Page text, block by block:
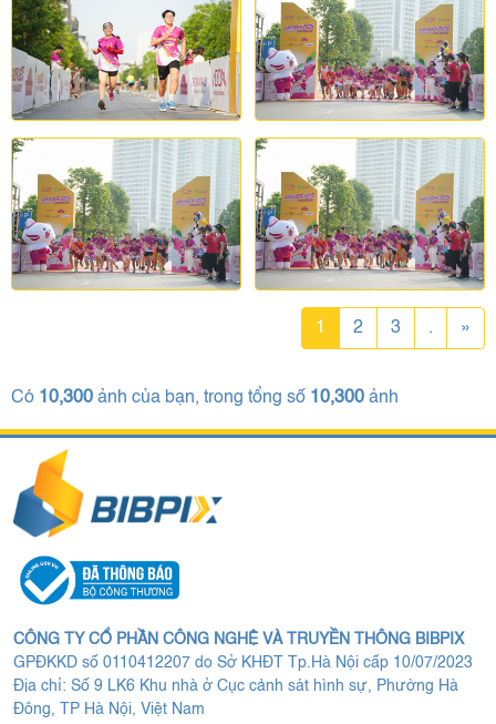
1 2 3 . »
Có 10,300 ảnh của bạn, trong tổng số 10,300 ảnh
CÔNG TY CỔ PHẦN CÔNG NGHỆ VÀ TRUYỀN THÔNG BIBPIX
GPĐKKD số 0110412207 do Sở KHĐT Tp.Hà Nội cấp 10/07/2023
Địa chỉ: Số 9 LK6 Khu nhà ở Cục cảnh sát hình sự, Phường Hà
Đông, TP Hà Nội, Việt Nam